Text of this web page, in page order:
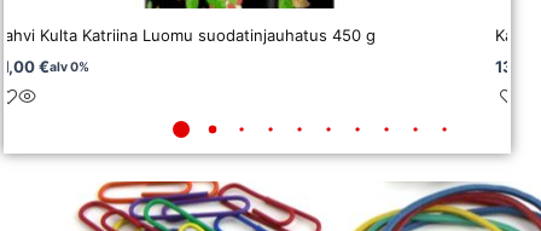
Kulta Katriina Luomu suodatinjauhatus 450 g
€alv 0%